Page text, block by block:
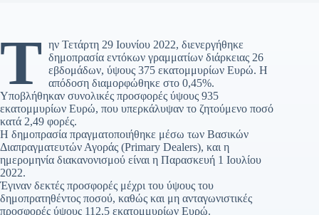
Τ ην Τετάρτη 29 Ιουνίου 2022, διενεργήθηκε
δημοπρασία εντόκων γραμματίων διάρκειας 26
εβδομάδων, ύψους 375 εκατομμυρίων Ευρώ. Η
απόδοση διαμορφώθηκε στο 0,45%.
Υποβλήθηκαν συνολικές προσφορές ύψους 935
εκατομμυρίων Ευρώ, που υπερκάλυψαν το ζητούμενο ποσό
κατά 2,49 φορές.
Η δημοπρασία πραγματοποιήθηκε μέσω των Βα­σικών
Διαπραγματευτών Αγοράς (Primary Dealers), και η
ημερομηνία διακανονισμού είναι η Παρασκευή 1 Ιουλίου
2022.
Έγιναν δεκτές προσφορές μέχρι του ύψους του
δημοπρατηθέντος ποσού, καθώς και μη ανταγωνιστικές
προσφορές ύψους 112,5 εκατομμυρίων Ευρώ.